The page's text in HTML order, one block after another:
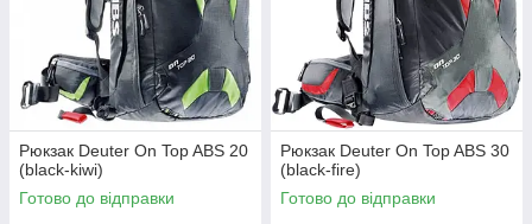
Рюкзак Deuter On Top ABS 20
(black-kiwi)
Готово до відправки
Рюкзак Deuter On Top ABS 30
(black-fire)
Готово до відправки